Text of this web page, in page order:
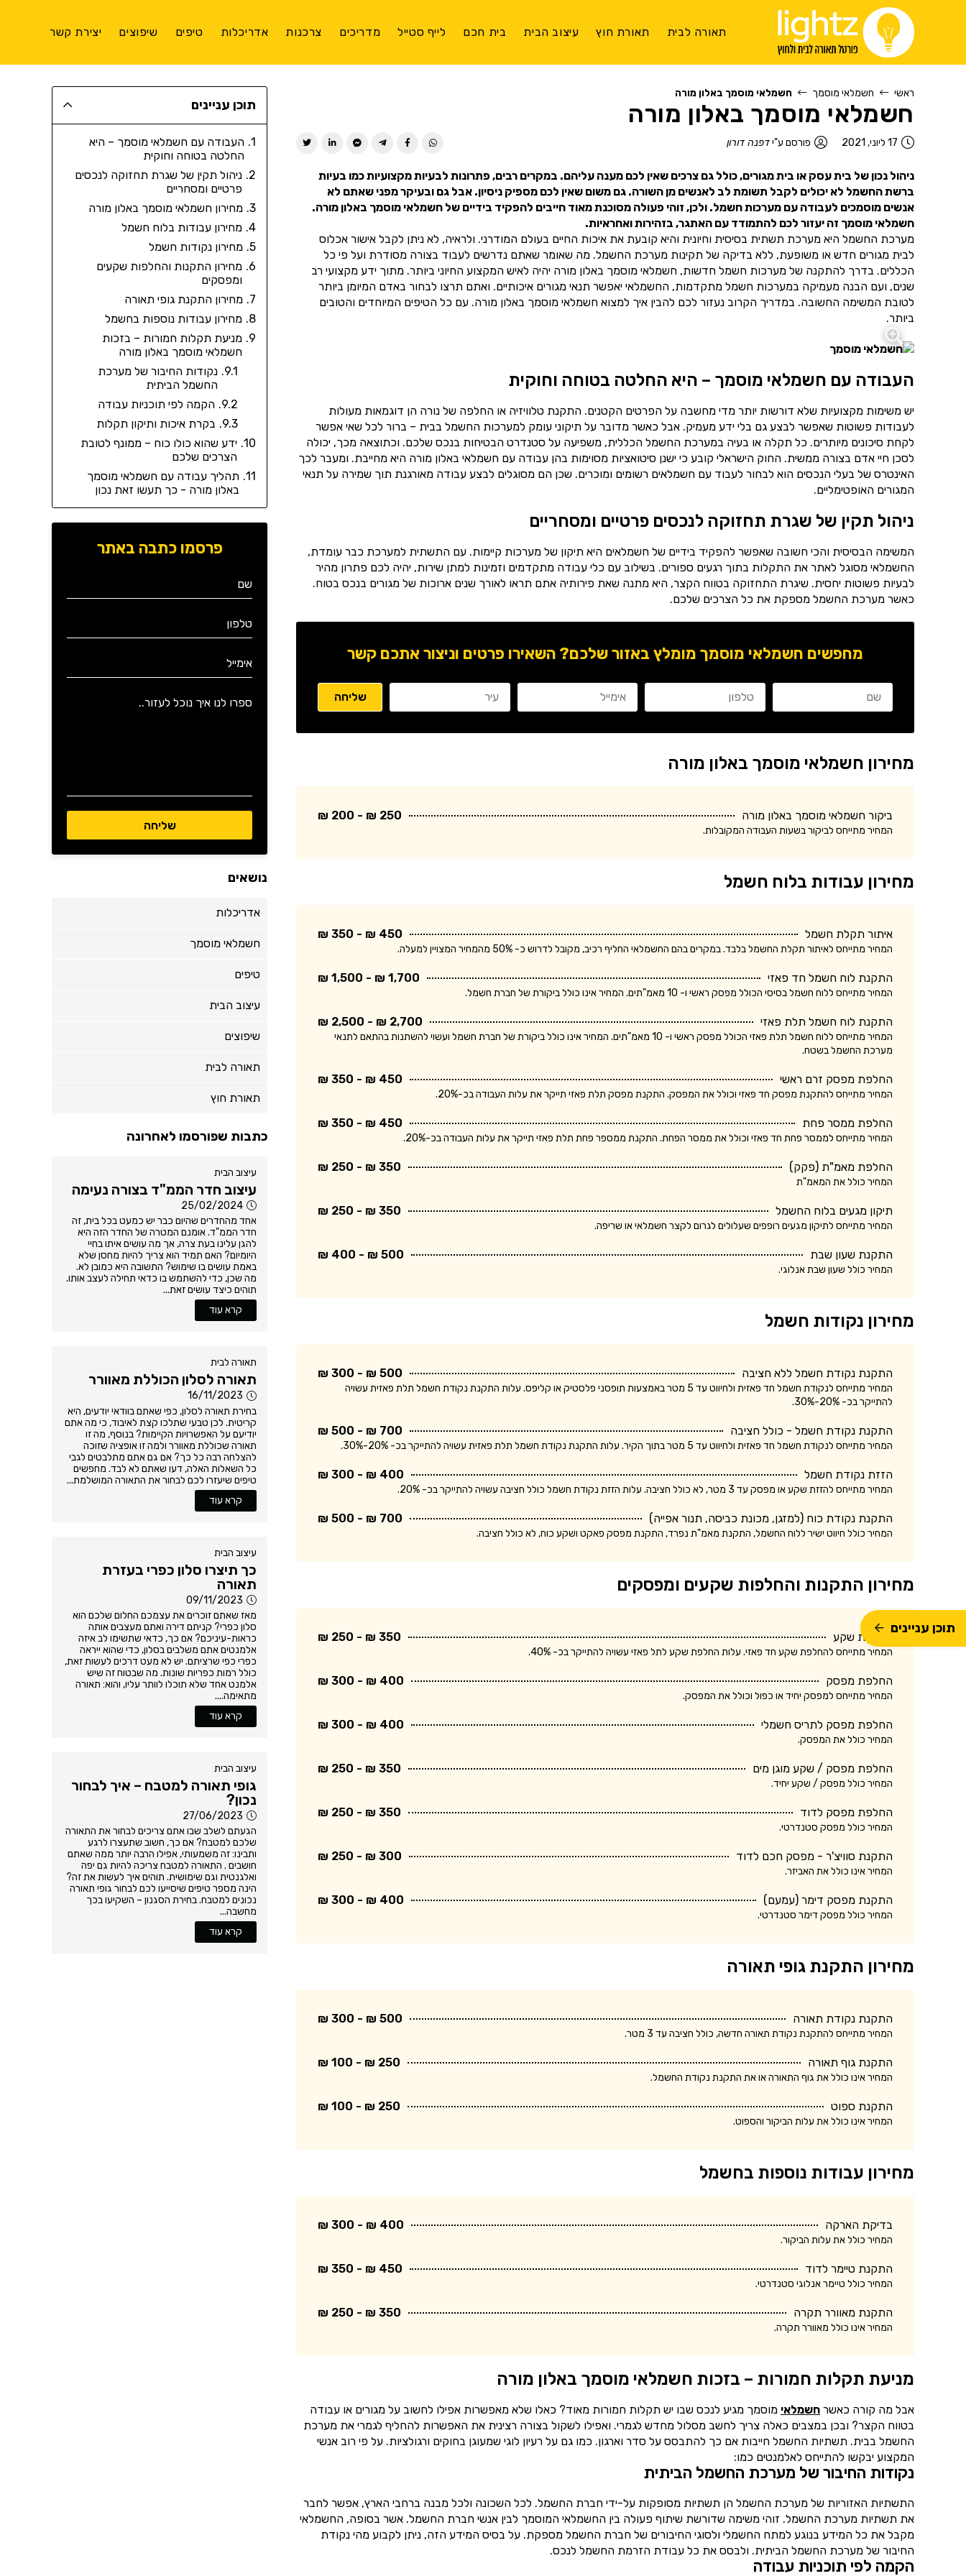
תאורה לבית תאורת חוץ עיצוב הבית בית חכם לייף סטייל מדריכים צרכנות אדריכלות טיפים שיפוצים יצירת קשר
ראשי חשמלאי מוסמך חשמלאי מוסמך באלון מורה
חשמלאי מוסמך באלון מורה
17 ליוני, 2021 פורסם ע"ידפנה דורון
ניהול נכון של בית עסק או בית מגורים, כולל גם צרכים שאין לכם מענה עליהם. במקרים רבים, פתרונות לבעיות מקצועיות כמו בעיות
ברשת החשמל לא יכולים לקבל תשומת לב לאנשים מן השורה. גם משום שאין לכם מספיק ניסיון. אבל גם ובעיקר מפני שאתם לא
אנשים מוסמכים לעבודה עם מערכות חשמל. ולכן, זוהי פעולה מסוכנת מאוד חייבים להפקיד בידיים של חשמלאי מוסמך באלון מורה.
חשמלאי מוסמך זה יעזור לכם להתמודד עם האתגר, בזהירות ואחראיות.
מערכת החשמל היא מערכת תשתית בסיסית וחיונית והיא קובעת את איכות החיים בעולם המודרני. ולראיה, לא ניתן לקבל אישור אכלוס
לבית מגורים חדש או משופעת, ללא בדיקה של תקינות מערכת החשמל. מה שאומר שאתם נדרשים לעבוד בצורה מסודרת ועל פי כל
הכללים. בדרך להתקנה של מערכות חשמל חדשות, חשמלאי מוסמך באלון מורה יהיה לאיש המקצוע החיוני ביותר. מתוך ידע מקצועי רב
שנים, ועם הבנה מעמיקה במערכות חשמל מתקדמות, החשמלאי יאפשר תנאי מגורים איכותיים. ואתם תרצו לבחור באדם המיומן ביותר
לטובת המשימה החשובה. במדריך הקרוב נעזור לכם להבין איך למצוא חשמלאי מוסמך באלון מורה. עם כל הטיפים המיוחדים והטובים
ביותר.
העבודה עם חשמלאי מוסמך – היא החלטה בטוחה וחוקית
יש משימות מקצועיות שלא דורשות יותר מדי מחשבה על הפרטים הקטנים. התקנת טלוויזיה או החלפה של נורה הן דוגמאות מעולות
לעבודות פשוטות שאפשר לבצע גם בלי ידע מעמיק. אבל כאשר מדובר על תיקוני עומק למערכות החשמל בבית – ברור לכל שאי אפשר
לקחת סיכונים מיותרים. כל תקלה או בעיה במערכת החשמל הכללית, משפיעה על סטנדרט הבטיחות בנכס שלכם. וכתוצאה מכך, יכולה
לסכן חיי אדם בצורה ממשית. החוק הישראלי קובע כי ישנן סיטואציות מסוימות בהן עבודה עם חשמלאי באלון מורה היא מחייבת. ומעבר לכך
האינטרס של בעלי הנכסים הוא לבחור לעבוד עם חשמלאים רשומים ומוכרים. שכן הם מסוגלים לבצע עבודה מאורגנת תוך שמירה על תנאי
המגורים האופטימליים.
ניהול תקין של שגרת תחזוקה לנכסים פרטיים ומסחריים
המשימה הבסיסית והכי חשובה שאפשר להפקיד בידיים של חשמלאים היא תיקון של מערכות קיימות. עם התשתית למערכת כבר עומדת,
החשמלאי מסוגל לאתר את התקלות בתוך רגעים ספורים. בשילוב עם כלי עבודה מתקדמים וזמינות למתן שירות, יהיה לכם פתרון מהיר
לבעיות פשוטות יחסית. שיגרת התחזוקה בטווח הקצר, היא מתנה שאת פירותיה אתם תראו לאורך שנים ארוכות של מגורים בנכס בטוח.
כאשר מערכת החשמל מספקת את כל הצרכים שלכם.
מחפשים חשמלאי מוסמך מומלץ באזור שלכם? השאירו פרטים וניצור אתכם קשר
מחירון חשמלאי מוסמך באלון מורה
ביקור חשמלאי מוסמך באלון מורה 250 ₪ - 200 ₪
המחיר מתייחס לביקור בשעות העבודה המקובלות.
מחירון עבודות בלוח חשמל
איתור תקלת חשמל 450 ₪ - 350 ₪
המחיר מתייחס לאיתור תקלת החשמל בלבד. במקרים בהם החשמלאי החליף רכיב, מקובל לדרוש כ- 50% מהמחיר המצויין למעלה.
התקנת לוח חשמל חד פאזי 1,700 ₪ - 1,500 ₪
המחיר מתייחס ללוח חשמל בסיסי הכולל מפסק ראשי ו- 10 מאמ"תים. המחיר אינו כולל ביקורת של חברת חשמל.
התקנת לוח חשמל תלת פאזי 2,700 ₪ - 2,500 ₪
המחיר מתייחס ללוח חשמל תלת פאזי הכולל מפסק ראשי ו- 10 מאמ"תים. המחיר אינו כולל ביקורת של חברת חשמל ועשוי להשתנות בהתאם לתנאי
מערכת החשמל בשטח.
החלפת מפסק זרם ראשי 450 ₪ - 350 ₪
המחיר מתייחס להתקנת מפסק חד פאזי וכולל את המפסק. התקנת מפסק תלת פאזי תייקר את עלות העבודה בכ-20%.
החלפת ממסר פחת 450 ₪ - 350 ₪
המחיר מתייחס לממסר פחת חד פאזי וכולל את ממסר הפחת. התקנת ממספר פחת תלת פאזי תייקר את עלות העבודה בכ-20%.
החלפת מאמ"ת (פקק) 350 ₪ - 250 ₪
המחיר כולל את המאמ"ת
תיקון מגעים בלוח החשמל 350 ₪ - 250 ₪
המחיר מתייחס לתיקון מגעים רופפים שעלולים לגרום לקצר חשמלאי או שריפה.
התקנת שעון שבת 500 ₪ - 400 ₪
המחיר כולל שעון שבת אנלוגי.
מחירון נקודות חשמל
התקנת נקודת חשמל ללא חציבה 500 ₪ - 300 ₪
המחיר מתייחס לנקודת חשמל חד פאזית ולחיווט עד 5 מטר באמצעות תופסני פלסטיק או קליפס. עלות התקנת נקודת חשמל תלת פאזית עשויה
להתייקר בכ- 20%-30%.
התקנת נקודת חשמל - כולל חציבה 700 ₪ - 500 ₪
המחיר מתייחס לנקודת חשמל חד פאזית ולחיווט עד 5 מטר בתוך הקיר. עלות התקנת נקודת חשמל תלת פאזית עשויה להתייקר בכ- 20%-30%.
הזזת נקודת חשמל 400 ₪ - 300 ₪
המחיר מתייחס להזזת שקע או מפסק עד 3 מטר, לא כולל חציבה. עלות הזזת נקודת חשמל כולל חציבה עשויה להתייקר בכ- 20%.
התקנת נקודת כוח (למזגן, מכונת כביסה, תנור אפייה) 700 ₪ - 500 ₪
המחיר כולל חיווט ישיר ללוח החשמל, התקנת מאמ"ת נפרד, התקנת מפסק פאקט ושקע כוח, לא כולל חציבה.
מחירון התקנות והחלפות שקעים ומפסקים
החלפת שקע 350 ₪ - 250 ₪
המחיר מתייחס להחלפת שקע חד פאזי. עלות החלפת שקע לתל פאזי עשויה להתייקר בכ- 40%.
החלפת מפסק 400 ₪ - 300 ₪
המחיר מתייחס למפסק יחיד או כפול וכולל את המפסק.
החלפת מפסק לתריס חשמלי 400 ₪ - 300 ₪
המחיר כולל את המפסק.
החלפת מפסק / שקע מוגן מים 350 ₪ - 250 ₪
המחיר כולל מפסק / שקע יחיד.
החלפת מפסק לדוד 350 ₪ - 250 ₪
המחיר כולל מפסק סטנדרטי.
התקנת סוויצ'ר - מפסק חכם לדוד 300 ₪ - 250 ₪
המחיר אינו כולל את האביזר.
התקנת מפסק דימר (עמעם) 400 ₪ - 300 ₪
המחיר כולל מפסק דימר סטנדרטי.
מחירון התקנת גופי תאורה
התקנת נקודת תאורה 500 ₪ - 300 ₪
המחיר מתייחס להתקנת נקודת תאורה חדשה, כולל חציבה עד 3 מטר.
התקנת גוף תאורה 250 ₪ - 100 ₪
המחיר אינו כולל את גוף התאורה או את התקנת נקודת החשמל.
התקנת ספוט 250 ₪ - 100 ₪
המחיר אינו כולל את עלות הביקור והספוט.
מחירון עבודות נוספות בחשמל
בדיקת הארקה 400 ₪ - 300 ₪
המחיר כולל את עלות הביקור.
התקנת טיימר לדוד 450 ₪ - 350 ₪
המחיר כולל טיימר אנלוגי סטנדרטי.
התקנת מאוורר תקרה 350 ₪ - 250 ₪
המחיר אינו כולל מאוורר תקרה.
מניעת תקלות חמורות – בזכות חשמלאי מוסמך באלון מורה
אבל מה קורה כאשר חשמלאי מוסמך מגיע לנכס שבו יש תקלות חמורות מאוד? כאלו שלא מאפשרות אפילו לחשוב על מגורים או עבודה
בטווח הקצר? ובכן במצבים כאלה צריך לחשב מסלול מחדש לגמרי. ואפילו לשקול בצורה רצינית את האפשרות להחליף לגמרי את מערכת
החשמל בבית. תשתיות החשמל חייבות אם כך להתבסס על סדר וארגון. כמו גם על רעיון לוגי שמעוגן בחוקים ורגולציות. על פי רוב אנשי
המקצוע יבקשו להתייחס לאלמנטים כמו:
נקודות החיבור של מערכת החשמל הביתית
התשתיות האזוריות של מערכת החשמל הן תשתיות מסופקות על-ידי חברת החשמל. לכל השכונה ולכל מבנה ברחבי הארץ, אפשר לחבר
את תשתיות מערכת החשמל. זוהי משימה שדורשת שיתוף פעולה בין החשמלאי המוסמך לבין אנשי חברת החשמל. אשר בסופה, החשמלאי
מקבל את כל המידע בנוגע למתח החשמלי ולסוגי החיבורים של חברת החשמל מספקת. על בסיס המידע הזה, ניתן לקבוע מהי נקודת
החיבור של מערכת החשמל הביתית. ולבסס את כל עבודת הזרמת החשמל לנכס.
הקמה לפי תוכניות עבודה
תוכן עניינים
העבודה עם חשמלאי מוסמך – היא
החלטה בטוחה וחוקית
ניהול תקין של שגרת תחזוקה לנכסים
פרטיים ומסחריים
מחירון חשמלאי מוסמך באלון מורה
מחירון עבודות בלוח חשמל
מחירון נקודות חשמל
מחירון התקנות והחלפות שקעים
ומפסקים
מחירון התקנת גופי תאורה
מחירון עבודות נוספות בחשמל
מניעת תקלות חמורות – בזכות
חשמלאי מוסמך באלון מורה
נקודות החיבור של מערכת
החשמל הביתית
הקמה לפי תוכניות עבודה
בקרת איכות ותיקון תקלות
ידע שהוא כולו כוח – ממונף לטובת
הצרכים שלכם
תהליך עבודה עם חשמלאי מוסמך
באלון מורה - כך תעשו זאת נכון
פרסמו כתבה באתר
נושאים
אדריכלות
חשמלאי מוסמך
טיפים
עיצוב הבית
שיפוצים
תאורה לבית
תאורת חוץ
כתבות שפורסמו לאחרונה
עיצוב הבית
עיצוב חדר הממ"ד בצורה נעימה
25/02/2024
אחד מהחדרים שהיום כבר יש כמעט בכל בית, זה
חדר הממ"ד. אומנם המטרה של החדר הזה היא
להגן עלינו בעת צרה, אך מה עושים איתו בחיי
היומיום? האם תמיד הוא צריך להיות מחסן שלא
באמת עושים בו שימוש? התשובה היא כמובן לא.
מה שכן, כדי להשתמש בו כדאי תחילה לעצב אותו.
תוהים כיצד עושים זאת...
קרא עוד
תאורה לבית
תאורה לסלון הכוללת מאוורר
16/11/2023
בחירת תאורה לסלון, כפי שאתם בוודאי יודעים, היא
קריטית. לכן טבעי שתלכו קצת לאיבוד, כי מה אתם
יודיעם על האפשרויות הקיימות? בנוסף, מה זו
תאורה שכוללת מאוורר ולמה זו אופציה שזוכה
להצלחה רבה כל כך? אם גם אתם מתלבטים לגבי
כל השאלות האלה, דעו שאתם לא לבד. מחפשים
טיפים שיעזרו לכם לבחור את התאורה המושלמת...
קרא עוד
עיצוב הבית
כך תיצרו סלון כפרי בעזרת
תאורה
09/11/2023
מאז שאתם זוכרים את עצמכם החלום שלכם הוא
סלון כפרי? קניתם דירה ואתם מעצבים אותה
כראות-עיניכם? אם כך, כדאי שתשימו לב איזה
אלמנטים אתם משלבים בסלון, כדי שהוא ייראה
כפרי כפי שרציתם. יש לא מעט דרכים לעשות זאת,
כולל רמות כפריות שונות. מה שבטוח זה שיש
אלמנט אחד שלא תוכלו לוותר עליו, והוא: תאורה
מתאימה....
קרא עוד
עיצוב הבית
גופי תאורה למטבח – איך לבחור
נכון?
27/06/2023
הגעתם לשלב שבו אתם צריכים לבחור את התאורה
שלכם למטבח? אם כך, חשוב שתעצרו לרגע
ותבינו: זה משמעותי, אפילו הרבה יותר ממה שאתם
חושבים . התאורה למטבח צריכה להיות גם יפה
ואלגנטית וגם שימושית. תוהים איך לעשות את זה?
הינה מספר טיפים שיסייעו לכם לבחור גופי תאורה
נכונים למטבח. בחירת הסגנון – השקיעו בכך
מחשבה...
קרא עוד
תוכן עניינים